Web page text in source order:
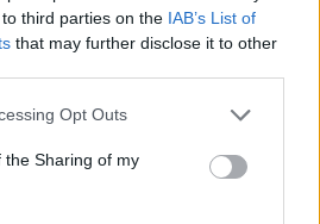
third parties on the IAB’s List of
that may further disclose it to other
app uses one or more Google
usage behaviour. You may click to
Google and its third-party tags to
purposes in below Google
Opt Outs
the Sharing of my